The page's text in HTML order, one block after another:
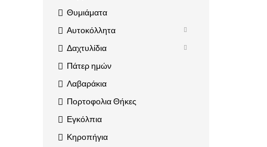
Θυμιάματα
Αυτοκόλλητα
Δαχτυλίδια
Πάτερ ημών
Λαβαράκια
Πορτοφολια Θήκες
Εγκόλπια
Κηροπήγια